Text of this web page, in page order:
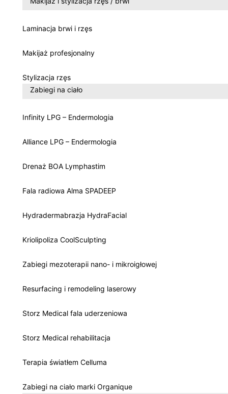
Laminacja brwi i rzęs
Makijaż profesjonalny
Stylizacja rzęs
Zabiegi na ciało
Infinity LPG – Endermologia
Alliance LPG – Endermologia
Drenaż BOA Lymphastim
Fala radiowa Alma SPADEEP
Hydradermabrazja HydraFacial
Kriolipoliza CoolSculpting
Zabiegi mezoterapii nano- i mikroigłowej
Resurfacing i remodeling laserowy
Storz Medical fala uderzeniowa
Storz Medical rehabilitacja
Terapia światłem Celluma
Zabiegi na ciało marki Organique